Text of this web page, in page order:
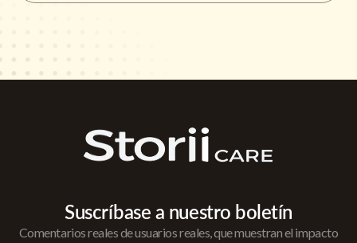
Suscríbase a nuestro boletín
Comentarios reales de usuarios reales, que muestran el impacto